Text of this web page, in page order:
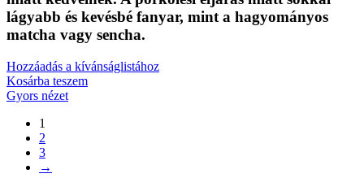
lágyabb és kevésbé fanyar, mint a hagyományos
matcha vagy sencha.
Hozzáadás a kívánságlistához
Kosárba teszem
Gyors nézet
1
2
3
→